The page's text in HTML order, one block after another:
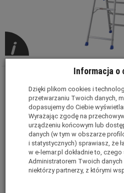
Drabina
Step
PRO STEP posiada szereg
Stabilna aluminiowa konstrukcja,
Spełnia normę EN 131,
2 lata gwarancji,
Informacja o
Dzięki plikom cookies i
przetwarzaniu Twoich danych,
dopasujemy do Ciebie
Wyrażając zgodę na
urządzeniu końcowym lub
danych (w tym w obszarze
i statystycznych) sprawiasz, że
w e-lemar.pl dokładnie to,
Administratorem Twoich danych
niektórzy partnerzy, z którymi